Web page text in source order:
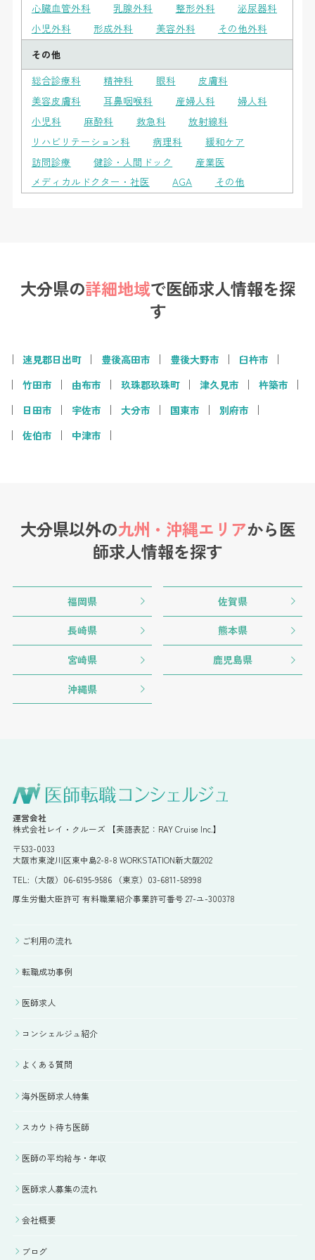
心臓血管外科
乳腺外科 整形外科
泌尿器科
小児外科
形成外科 美容外科
その他外科
その他
総合診療科
精神科 眼科
皮膚科
美容皮膚科
耳鼻咽喉科 産婦人科
婦人科
小児科
麻酔科 救急科
放射線科
リハビリテーション科
病理科
緩和ケア
訪問診療
健診・人間ドック
産業医
メディカルドクター・社医
AGA その他
大分県の詳細地域で医師求人情報を探
す
速見郡日出町 豊後高田市 豊後大野市
臼杵市
竹田市
由布市 玖珠郡玖珠町 津久見市
杵築市
日田市
宇佐市 大分市 国東市
別府市
佐伯市
中津市
大分県以外の九州・沖縄エリアから医
師求人情報を探す
福岡県 佐賀県
長崎県 熊本県
宮崎県 鹿児島県
沖縄県
運営会社
株式会社レイ・クルーズ 【英語表記：RAY Cruise Inc.】
〒533-0033
大阪市東淀川区東中島2-8-8 WORKSTATION新大阪202
TEL:（大阪）06-6195-9586 （東京）03-6811-58998
厚生労働大臣許可 有料職業紹介事業許可番号 27-ユ-300378
ご利用の流れ
転職成功事例
医師求人
コンシェルジュ紹介
よくある質問
海外医師求人特集
スカウト待ち医師
医師の平均給与・年収
医師求人募集の流れ
会社概要
ブログ